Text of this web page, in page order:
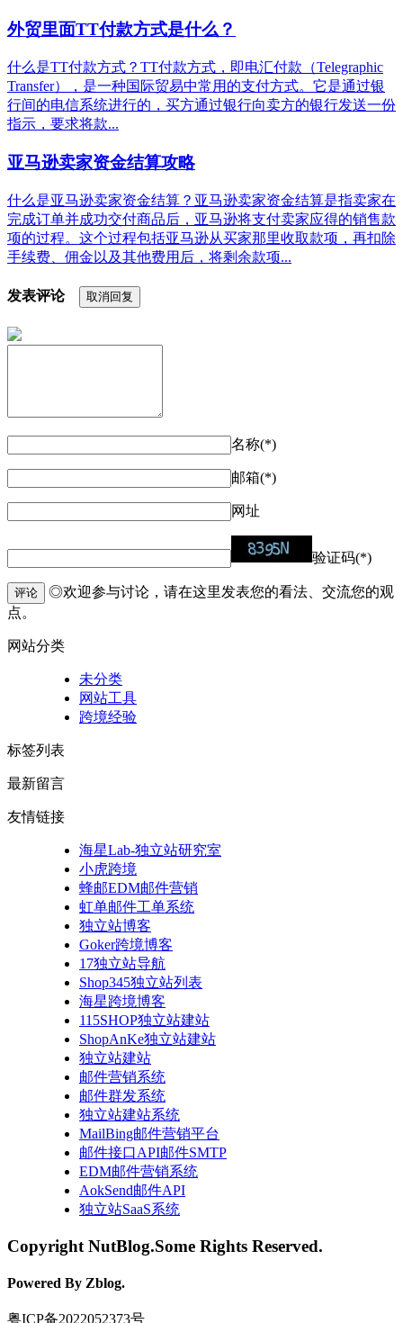
外贸里面TT付款方式是什么？
什么是TT付款方式？TT付款方式，即电汇付款（Telegraphic
Transfer），是一种国际贸易中常用的支付方式。它是通过银
行间的电信系统进行的，买方通过银行向卖方的银行发送一份
指示，要求将款...
亚马逊卖家资金结算攻略
什么是亚马逊卖家资金结算？亚马逊卖家资金结算是指卖家在
完成订单并成功交付商品后，亚马逊将支付卖家应得的销售款
项的过程。这个过程包括亚马逊从买家那里收取款项，再扣除
手续费、佣金以及其他费用后，将剩余款项...
发表评论 取消回复
名称(*)
邮箱(*)
网址
验证码(*)
评论
◎欢迎参与讨论，请在这里发表您的看法、交流您的观
点。
网站分类
未分类
网站工具
跨境经验
标签列表
最新留言
友情链接
海星Lab-独立站研究室
小虎跨境
蜂邮EDM邮件营销
虹单邮件工单系统
独立站博客
Goker跨境博客
17独立站导航
Shop345独立站列表
海星跨境博客
115SHOP独立站建站
ShopAnKe独立站建站
独立站建站
邮件营销系统
邮件群发系统
独立站建站系统
MailBing邮件营销平台
邮件接口API邮件SMTP
EDM邮件营销系统
AokSend邮件API
独立站SaaS系统
Copyright NutBlog.Some Rights Reserved.
Powered By Zblog.
粤ICP备2022052373号